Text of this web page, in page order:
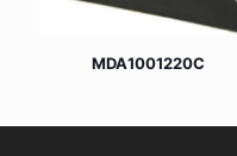
MDA1001220C